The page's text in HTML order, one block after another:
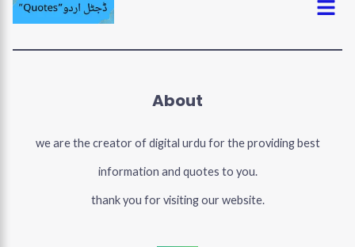
Menu
About
we are the creator of digital urdu for the providing best
information and quotes to you.
thank you for visiting our website.